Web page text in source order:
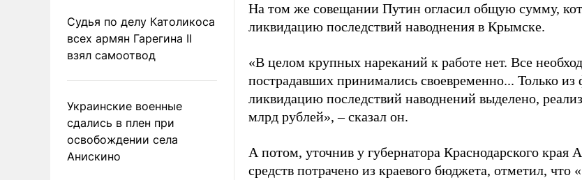
Судья по делу Католикоса
всех армян Гарегина II
взял самоотвод
Украинские военные
сдались в плен при
освобождении села
Анискино
На том же совещании Путин огласил общую сумму,
ликвидацию последствий наводнения в Крымске.
«В целом крупных нареканий к работе нет. Все
пострадавших принимались своевременно... Только из
ликвидацию последствий наводнений выделено,
млрд рублей»,–сказал он.
А потом, уточнив у губернатора Краснодарского края
средств потрачено из краевого бюджета, отметил,